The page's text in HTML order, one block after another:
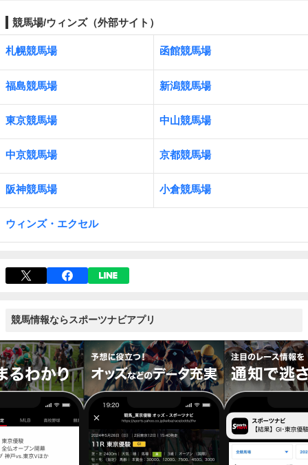
競馬場/ウィンズ（外部サイト）
札幌競馬場 函館競馬場
福島競馬場 新潟競馬場
東京競馬場 中山競馬場
中京競馬場 京都競馬場
阪神競馬場 小倉競馬場
ウィンズ・エクセル
競馬情報ならスポーツナビアプリ